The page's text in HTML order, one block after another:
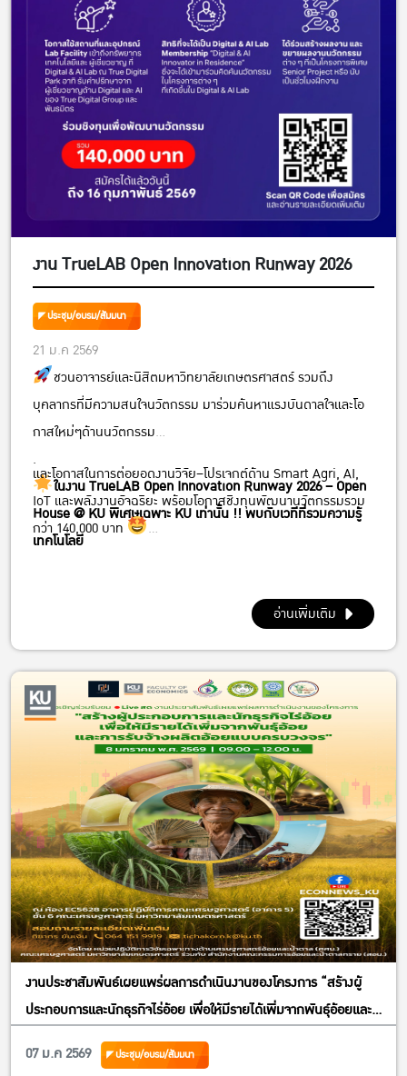
งาน TrueLAB Open Innovation Runway 2026
ประชุม/อบรม/สัมมนา
21 ม.ค 2569
ชวนอาจารย์และนิสิตมหาวิทยาลัยเกษตรศาสตร์ รวมถึง
บุคลากรที่มีความสนใจนวัตกรรม มาร่วมค้นหาแรงบันดาลใจและโอ
กาสใหม่ๆด้านนวัตกรรม
.
ในงาน TrueLAB Open Innovation Runway 2026 – Open
House @ KU พิเศษเฉพาะ KU เท่านั้น !! พบกับเวทีที่รวมความรู้
เทคโนโลยี
และโอกาสในการต่อยอดงานวิจัย–โปรเจกต์ด้าน Smart Agri, AI,
IoT และพลังงานอัจฉริยะ พร้อมโอกาสชิงทุนพัฒนานวัตกรรมรวม
กว่า 140,000 บาท
สำนักบริการคอมพิวเตอร์ ชั้น 3 ห้อง 306
.
มาร่วมปลดล็อกพลังของไอเดีย และสร้างเส้นทางนวัตกรรมใหม่ไป
ด้วยกัน!
ลงทะเบียนสำรองที่นั่งด่วน
Scan QR Code หรือ คลิก >>
https://forms.gle/omZ2d91uxrRYDxtx5
อ่านเพิ่มเติม
งานประชาสัมพันธ์เผยแพร่ผลการดำเนินงานของโครงการ “สร้างผู้
ประกอบการและนักธุรกิจไร่อ้อย เพื่อให้มีรายได้เพิ่มจากพันธุ์อ้อยและ
รับจ้างผลิตอ้อยแบบครบวงจร”
07 ม.ค 2569 ประชุม/อบรม/สัมมนา